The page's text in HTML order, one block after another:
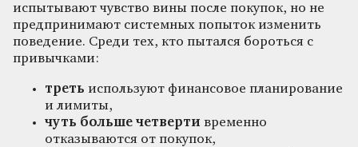
испытывают чувство вины после покупок, но не
предпринимают системных попыток изменить
поведение. Среди тех, кто пытался бороться с
привычками:
треть используют финансовое планирование
и лимиты,
чуть больше четверти временно
отказываются от покупок,